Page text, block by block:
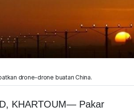
drone-drone buatan China.
KHARTOUM— Pakar